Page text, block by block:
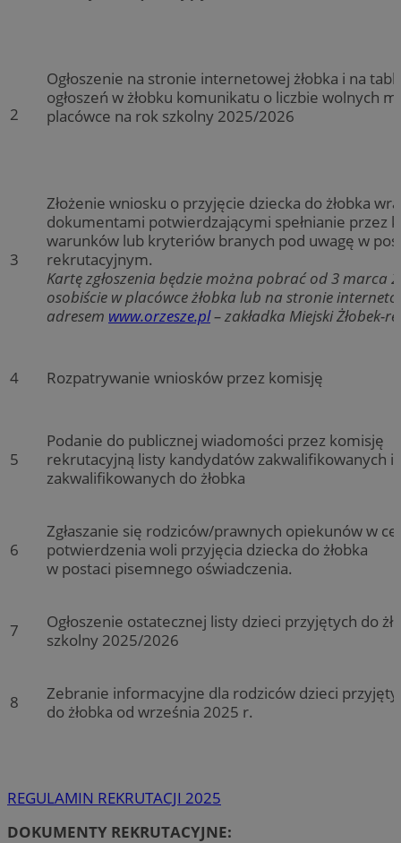
2
Ogłoszenie na stronie internetowej żłobka i na
ogłoszeń w żłobku komunikatu o liczbie wolnych
placówce na rok szkolny 2025/2026
3
Złożenie wniosku o przyjęcie dziecka do żłobka
dokumentami potwierdzającymi spełnianie przez
warunków lub kryteriów branych pod uwagę w
rekrutacyjnym.
Kartę zgłoszenia będzie można pobrać od 3 marca
osobiście w placówce żłobka lub na stronie
adresem www.orzesze.pl– zakładka Miejski Żłobek-
4 Rozpatrywanie wniosków przez komisję
5
Podanie do publicznej wiadomości przez komisję
rekrutacyjną listy kandydatów zakwalifikowanych i
zakwalifikowanych do żłobka
6
Zgłaszanie się rodziców/prawnych opiekunów w
potwierdzenia woli przyjęcia dziecka do żłobka
w postaci pisemnego oświadczenia.
7
Ogłoszenie ostatecznej listy dzieci przyjętych do
szkolny 2025/2026
8
Zebranie informacyjne dla rodziców dzieci
do żłobka od września 2025 r.
REGULAMIN REKRUTACJI 2025
DOKUMENTY REKRUTACYJNE: